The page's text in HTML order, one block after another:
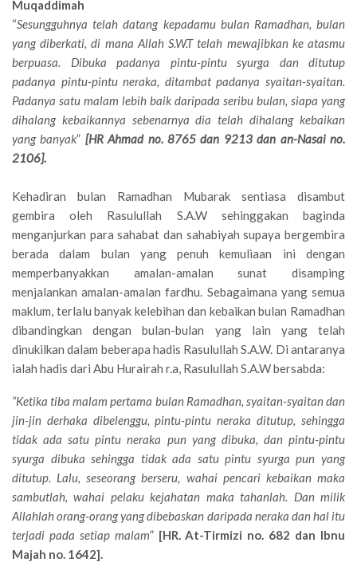
Muqaddimah
“Sesungguhnya telah datang kepadamu bulan Ramadhan, bulan
yang diberkati, di mana Allah S.W.T telah mewajibkan ke atasmu
berpuasa. Dibuka padanya pintu-pintu syurga dan ditutup
padanya pintu-pintu neraka, ditambat padanya syaitan-syaitan.
Padanya satu malam lebih baik daripada seribu bulan, siapa yang
dihalang kebaikannya sebenarnya dia telah dihalang kebaikan
yang banyak” [HR Ahmad no. 8765 dan 9213 dan an-Nasai no.
2106].
Kehadiran bulan Ramadhan Mubarak sentiasa disambut
gembira oleh Rasulullah S.A.W sehinggakan baginda
menganjurkan para sahabat dan sahabiyah supaya bergembira
berada dalam bulan yang penuh kemuliaan ini dengan
memperbanyakkan amalan-amalan sunat disamping
menjalankan amalan-amalan fardhu. Sebagaimana yang semua
maklum, terlalu banyak kelebihan dan kebaikan bulan Ramadhan
dibandingkan dengan bulan-bulan yang lain yang telah
dinukilkan dalam beberapa hadis Rasulullah S.A.W. Di antaranya
ialah hadis dari Abu Hurairah r.a, Rasulullah S.A.W bersabda:
“Ketika tiba malam pertama bulan Ramadhan, syaitan-syaitan dan
jin-jin derhaka dibelenggu, pintu-pintu neraka ditutup, sehingga
tidak ada satu pintu neraka pun yang dibuka, dan pintu-pintu
syurga dibuka sehingga tidak ada satu pintu syurga pun yang
ditutup. Lalu, seseorang berseru, wahai pencari kebaikan maka
sambutlah, wahai pelaku kejahatan maka tahanlah. Dan milik
Allahlah orang-orang yang dibebaskan daripada neraka dan hal itu
terjadi pada setiap malam” [HR. At-Tirmizi no. 682 dan Ibnu
Majah no. 1642].